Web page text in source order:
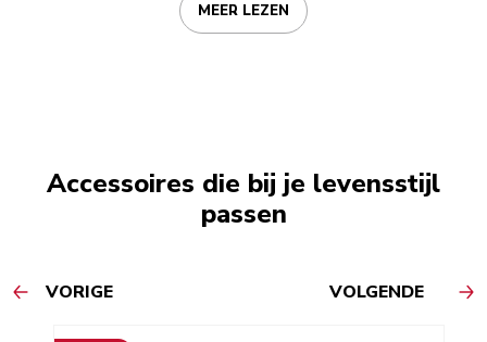
MEER LEZEN
Accessoires die bij je levensstijl
passen
VORIGE VOLGENDE